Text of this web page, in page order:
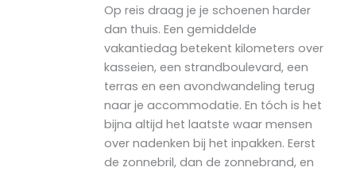
Op reis draag je je schoenen harder
dan thuis. Een gemiddelde
vakantiedag betekent kilometers over
kasseien, een strandboulevard, een
terras en een avondwandeling terug
naar je accommodatie. En tóch is het
bijna altijd het laatste waar mensen
over nadenken bij het inpakken. Eerst
de zonnebril, dan de zonnebrand, en